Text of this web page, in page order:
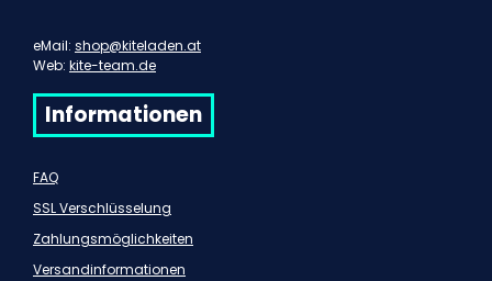
eMail: shop@kiteladen.at
Web: kite-team.de
Informationen
FAQ
SSL Verschlüsselung
Zahlungsmöglichkeiten
Versandinformationen